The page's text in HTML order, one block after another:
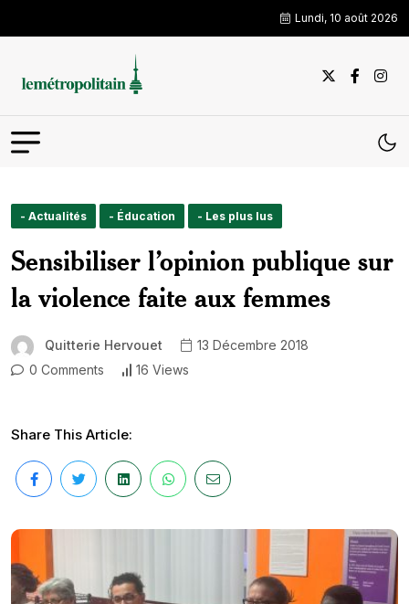
Lundi, 10 août 2026
- Actualités - Éducation - Les plus lus
Sensibiliser l’opinion publique sur
la violence faite aux femmes
Quitterie Hervouet
13 Décembre 2018
0 Comments
16 Views
Share This Article: